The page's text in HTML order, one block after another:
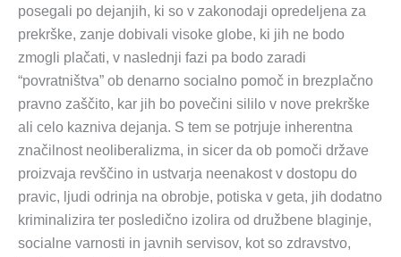
posegali po dejanjih, ki so v zakonodaji opredeljena za
prekrške, zanje dobivali visoke globe, ki jih ne bodo
zmogli plačati, v naslednji fazi pa bodo zaradi
“povratništva” ob denarno socialno pomoč in brezplačno
pravno zaščito, kar jih bo povečini sililo v nove prekrške
ali celo kazniva dejanja. S tem se potrjuje inherentna
značilnost neoliberalizma, in sicer da ob pomoči države
proizvaja revščino in ustvarja neenakost v dostopu do
pravic, ljudi odrinja na obrobje, potiska v geta, jih dodatno
kriminalizira ter posledično izolira od družbene blaginje,
socialne varnosti in javnih servisov, kot so zdravstvo,